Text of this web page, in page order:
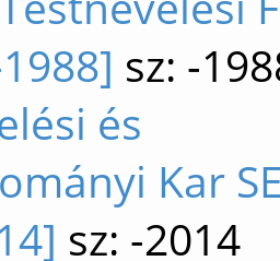
sz: -
és
Kar
sz: -2014